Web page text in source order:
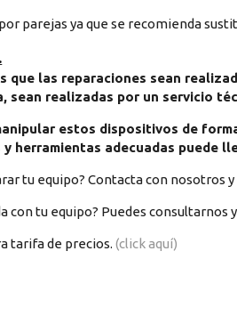
parejas ya que se recomienda
que las reparaciones sean
sean realizadas por un servicio
estos dispositivos de
herramientas adecuadas puede
tu equipo? Contacta con nosotros
con tu equipo? Puedes
tarifa de precios.(click aquí)